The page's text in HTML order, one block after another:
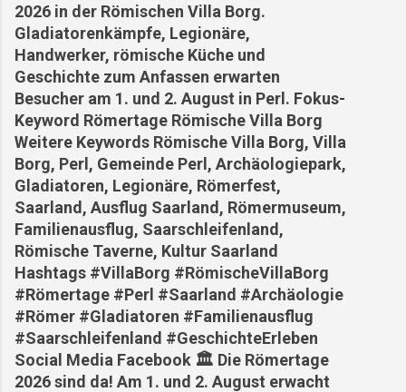
2026 in der Römischen Villa Borg.
Gladiatorenkämpfe, Legionäre,
Handwerker, römische Küche und
Geschichte zum Anfassen erwarten
Besucher am 1. und 2. August in Perl. Fokus-
Keyword Römertage Römische Villa Borg
Weitere Keywords Römische Villa Borg, Villa
Borg, Perl, Gemeinde Perl, Archäologiepark,
Gladiatoren, Legionäre, Römerfest,
Saarland, Ausflug Saarland, Römermuseum,
Familienausflug, Saarschleifenland,
Römische Taverne, Kultur Saarland
Hashtags #VillaBorg #RömischeVillaBorg
#Römertage #Perl #Saarland #Archäologie
#Römer #Gladiatoren #Familienausflug
#Saarschleifenland #GeschichteErleben
Social Media Facebook 🏛️ Die Römertage
2026 sind da! Am 1. und 2. August erwacht